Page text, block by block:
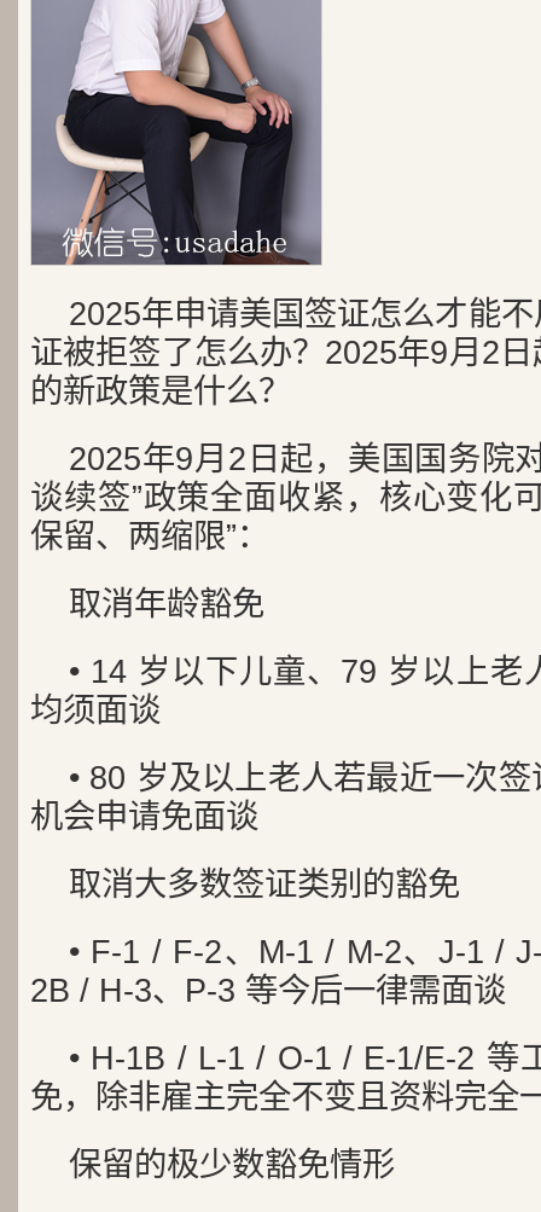
2025年申请美国签证怎么才能
证被拒签了怎么办？2025年9月2
的新政策是什么？
2025年9月2日起，美国国务院
谈续签”政策全面收紧，核心变化
保留、两缩限”：
取消年龄豁免
• 14 岁以下儿童、79 岁以上老
均须面谈
• 80 岁及以上老人若最近一次
机会申请免面谈
取消大多数签证类别的豁免
• F-1 / F-2、M-1 / M-2、J-1 /
2B / H-3、P-3 等今后一律需面谈
• H-1B / L-1 / O-1 / E-1/E-2 等
免，除非雇主完全不变且资料完全
保留的极少数豁免情形